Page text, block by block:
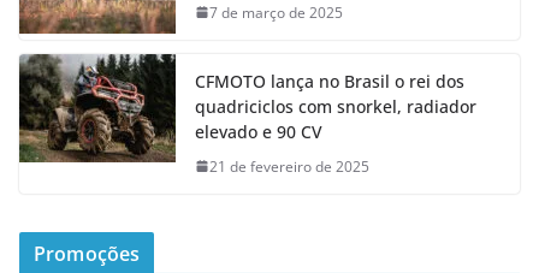
7 de março de 2025
CFMOTO lança no Brasil o rei dos
quadriciclos com snorkel, radiador
elevado e 90 CV
21 de fevereiro de 2025
Promoções